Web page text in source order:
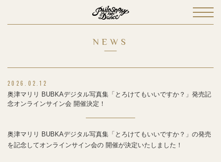
NEWS
2026.02.12
奥津マリリ BUBKAデジタル写真集「とろけてもいいですか？」発売記
念オンラインサイン会 開催決定！
奥津マリリ BUBKAデジタル写真集「とろけてもいいですか？」の発売
を記念してオンラインサイン会の 開催が決定いたしました！